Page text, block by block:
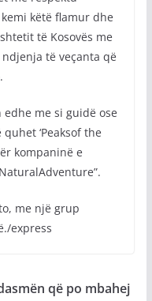
këtë flamur dhe
të Kosovës me
të veçanta që
me si guidë ose
‘Peaksof the
kompaninë e
me një grup
express
që po mbahej